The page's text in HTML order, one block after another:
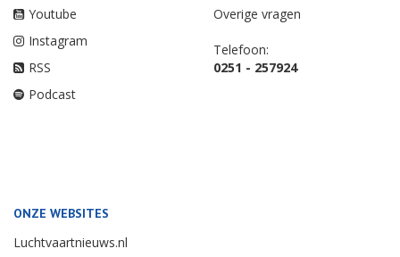
Youtube
Instagram
RSS
Podcast
Overige vragen
Telefoon:
0251 - 257924
ONZE WEBSITES
Luchtvaartnieuws.nl